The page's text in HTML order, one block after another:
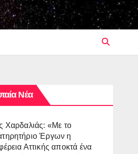
Νέα
Χαρδαλιάς: «Με το
Έργων η
Αττικής αποκτά ένα